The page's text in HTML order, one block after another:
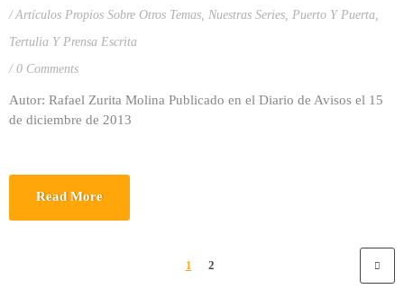
Artículos Propios Sobre Otros Temas, Nuestras Series, Puerto Y Puerta,
Tertulia Y Prensa Escrita
0 Comments
Autor: Rafael Zurita Molina Publicado en el Diario de Avisos el 15
de diciembre de 2013
Read More
1 2